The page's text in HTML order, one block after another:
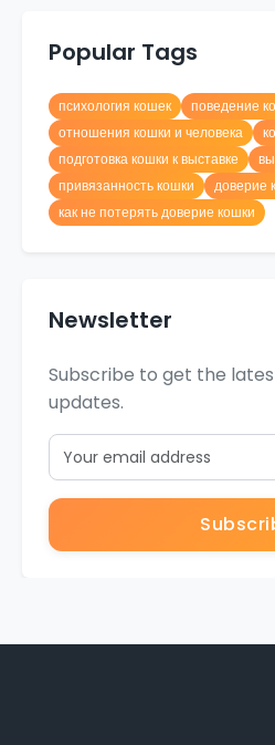
Popular Tags
психология кошек
поведение
отношения кошки и человека
подготовка кошки к выставке
привязанность кошки
доверие
как не потерять доверие кошки
Newsletter
Subscribe to get the
updates.